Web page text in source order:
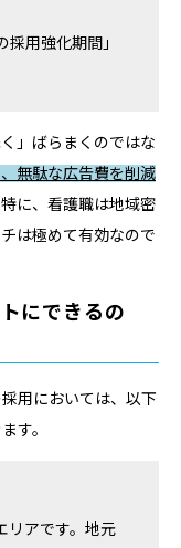
用強化期間」
」ばらまくのではな
無駄な広告費を削減
に、看護職は地域密
は極めて有効なので
にできるの
用においては、以下
す。
リアです。地元